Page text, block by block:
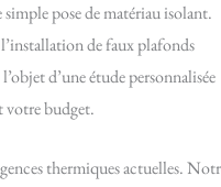
pose de matériau isolant.
de faux plafonds
d’une étude personnalisée
votre budget.
thermiques actuelles.